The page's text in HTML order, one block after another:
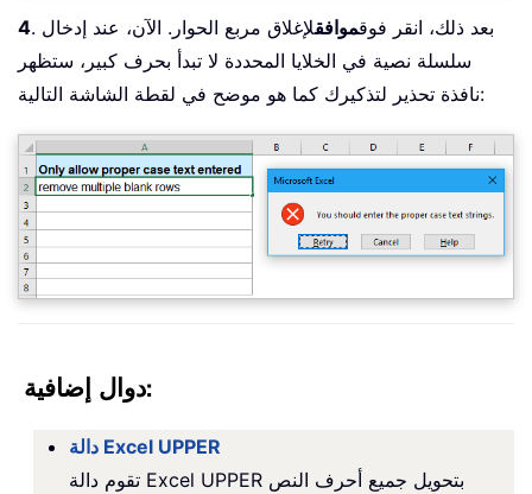
4 . بعد ذلك، انقر فوقموافقلإغلاق مربع الحوار. الآن، عند إدخال
سلسلة نصية في الخلايا المحددة لا تبدأ بحرف كبير، ستظهر
نافذة تحذير لتذكيرك كما هو موضح في لقطة الشاشة التالية:
دوال إضافية:
دالة Excel UPPER
تقوم دالة Excel UPPER بتحويل جميع أحرف النص